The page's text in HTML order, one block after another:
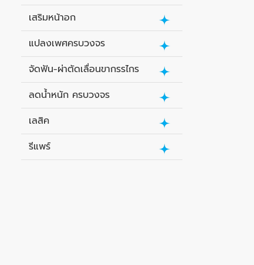
เสริมหน้าอก
แปลงเพศครบวงจร
จัดฟัน-ผ่าตัดเลื่อนขากรรไกร
ลดน้ำหนัก ครบวงจร
เลสิค
รีแพร์